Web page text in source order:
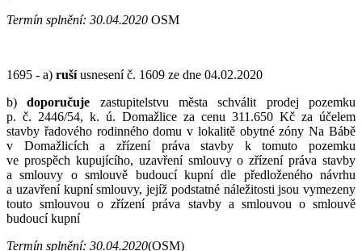
Termín splnění: 30.04.2020 OSM
1695 - a) rušíusnesení č. 1609 ze dne 04.02.2020
b)doporučuje zastupitelstvu města schválit prodej pozemku
p. č. 2446/54, k. ú. Domažlice za cenu 311.650 Kč za účelem
stavby řadového rodinného domu v lokalitě obytné zóny Na Bábě
v Domažlicích a zřízení práva stavby k tomuto pozemku
ve prospěch kupujícího, uzavření smlouvy o zřízení práva stavby
a smlouvy o smlouvě budoucí kupní dle předloženého návrhu
a uzavření kupní smlouvy, jejíž podstatné náležitosti jsou vymezeny
touto smlouvou o zřízení práva stavby a smlouvou o smlouvě
budoucí kupní
Termín splnění: 30.04.2020(OSM)